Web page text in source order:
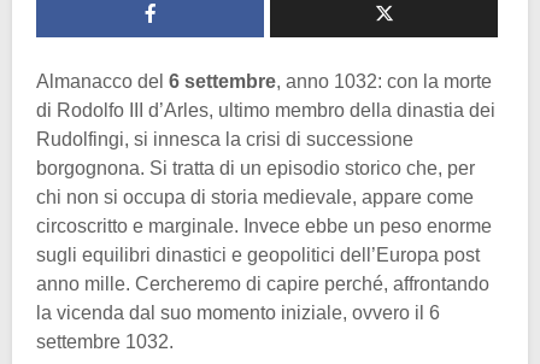
Almanacco del 6 settembre, anno 1032: con la morte
di Rodolfo III d’Arles, ultimo membro della dinastia dei
Rudolfingi, si innesca la crisi di successione
borgognona. Si tratta di un episodio storico che, per
chi non si occupa di storia medievale, appare come
circoscritto e marginale. Invece ebbe un peso enorme
sugli equilibri dinastici e geopolitici dell’Europa post
anno mille. Cercheremo di capire perché, affrontando
la vicenda dal suo momento iniziale, ovvero il 6
settembre 1032.